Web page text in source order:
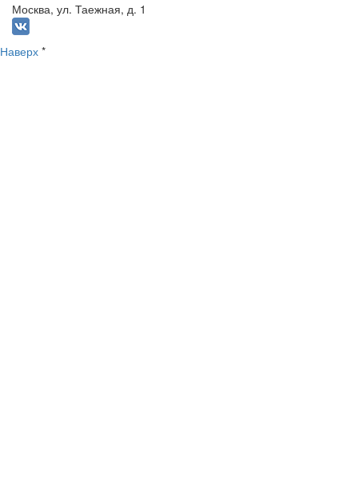
Москва, ул. Таежная, д. 1
Наверх *